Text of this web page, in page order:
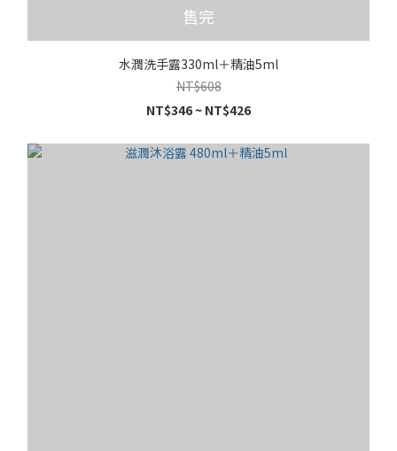
售完
水潤洗手露330ml＋精油5ml
NT$608
NT$346 ~ NT$426